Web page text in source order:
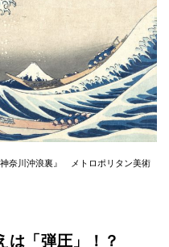
奈川沖浪裏』 メトロポリタン美術
は「弾圧」！？